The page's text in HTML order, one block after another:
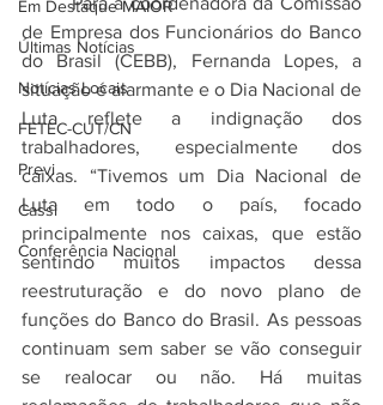
Em Destaque MAIOR
Últimas Notícias
Notícias Locais
FETEC-CUT/CN
Previ
Cassi
Conferência Nacional
de Empresa dos Funcionários do Banco
do Brasil (CEBB), Fernanda Lopes, a
situação é alarmante e o Dia Nacional de
Luta reflete a indignação dos
trabalhadores, especialmente dos
caixas. “Tivemos um Dia Nacional de
Luta em todo o país, focado
principalmente nos caixas, que estão
sentindo muitos impactos dessa
reestruturação e do novo plano de
funções do Banco do Brasil. As pessoas
continuam sem saber se vão conseguir
se realocar ou não. Há muitas